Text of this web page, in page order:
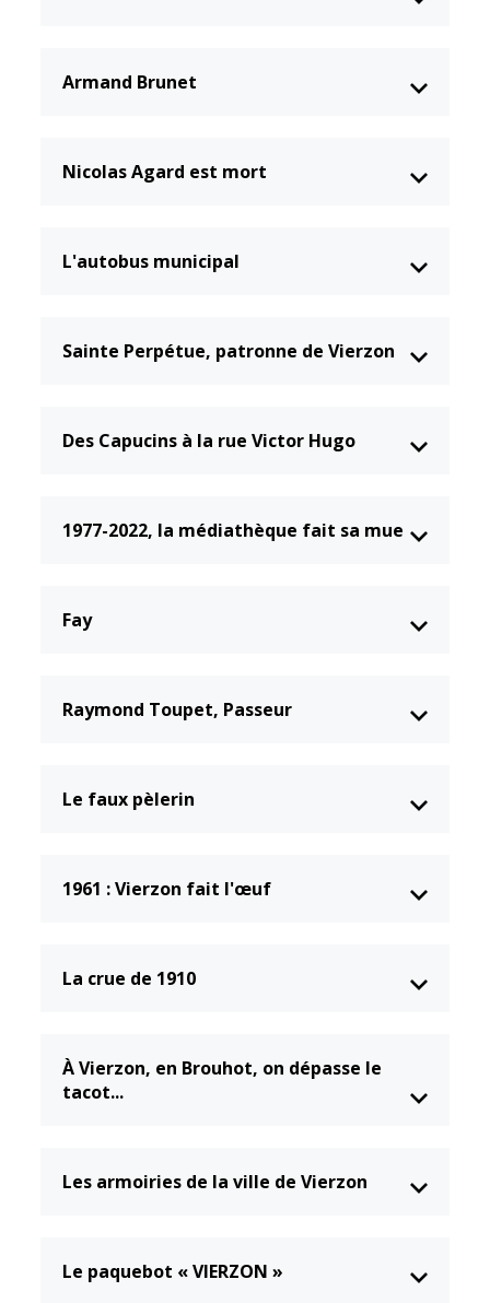
Armand Brunet
Nicolas Agard est mort
L'autobus municipal
Sainte Perpétue, patronne de Vierzon
Des Capucins à la rue Victor Hugo
1977-2022, la médiathèque fait sa mue
Fay
Raymond Toupet, Passeur
Le faux pèlerin
1961 : Vierzon fait l'œuf
La crue de 1910
À Vierzon, en Brouhot, on dépasse le
tacot...
Les armoiries de la ville de Vierzon
Le paquebot « VIERZON »